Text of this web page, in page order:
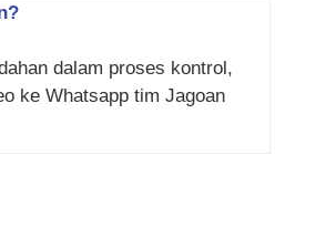
dalam proses kontrol,
ke Whatsapp tim Jagoan